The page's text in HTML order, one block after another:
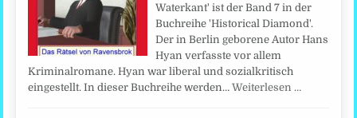
Waterkant' ist der Band 7 in der
Buchreihe 'Historical Diamond'.
Der in Berlin geborene Autor Hans
Hyan verfasste vor allem
Kriminalromane. Hyan war liberal und sozialkritisch
eingestellt. In dieser Buchreihe werden…Weiterlesen …